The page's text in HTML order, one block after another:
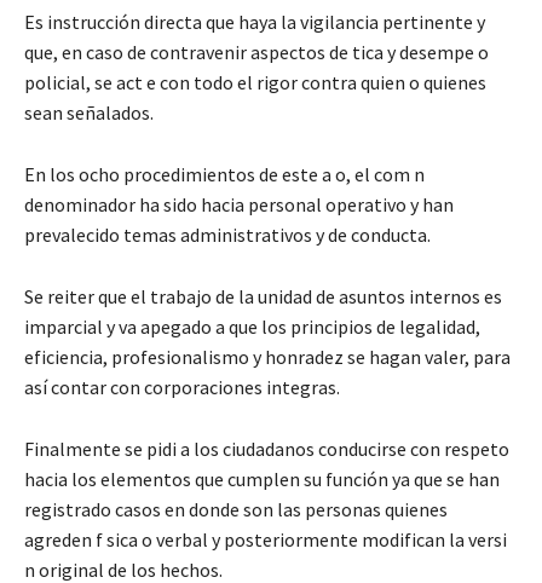
Es instrucción directa que haya la vigilancia pertinente y
que, en caso de contravenir aspectos de tica y desempe o
policial, se act e con todo el rigor contra quien o quienes
sean señalados.
En los ocho procedimientos de este a o, el com n
denominador ha sido hacia personal operativo y han
prevalecido temas administrativos y de conducta.
Se reiter que el trabajo de la unidad de asuntos internos es
imparcial y va apegado a que los principios de legalidad,
eficiencia, profesionalismo y honradez se hagan valer, para
así contar con corporaciones integras.
Finalmente se pidi a los ciudadanos conducirse con respeto
hacia los elementos que cumplen su función ya que se han
registrado casos en donde son las personas quienes
agreden f sica o verbal y posteriormente modifican la versi
n original de los hechos.